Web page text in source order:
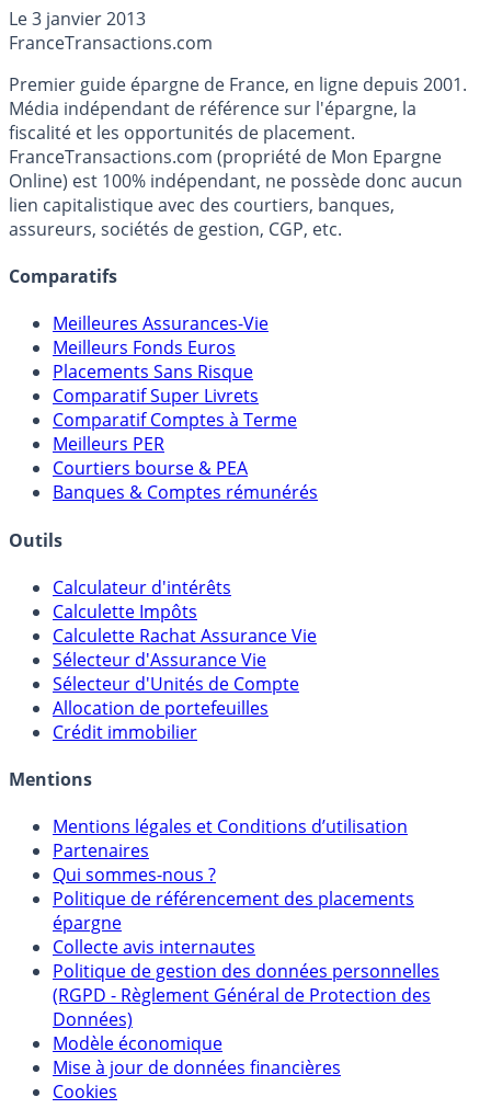
résultats d’exception...
Le3 janvier 2013
FranceTransactions.com
Premier guide épargne de France, en ligne depuis 2001.
Média indépendant de référence sur l'épargne, la
fiscalité et les opportunités de placement.
FranceTransactions.com (propriété de Mon Epargne
Online) est 100% indépendant, ne possède donc aucun
lien capitalistique avec des courtiers, banques,
assureurs, sociétés de gestion, CGP, etc.
Comparatifs
Meilleures Assurances-Vie
Meilleurs Fonds Euros
Placements Sans Risque
Comparatif Super Livrets
Comparatif Comptes à Terme
Meilleurs PER
Courtiers bourse & PEA
Banques & Comptes rémunérés
Outils
Calculateur d'intérêts
Calculette Impôts
Calculette Rachat Assurance Vie
Sélecteur d'Assurance Vie
Sélecteur d'Unités de Compte
Allocation de portefeuilles
Crédit immobilier
Mentions
Mentions légales et Conditions d’utilisation
Partenaires
Qui sommes-nous ?
Politique de référencement des placements
épargne
Collecte avis internautes
Politique de gestion des données personnelles
(RGPD - Règlement Général de Protection des
Données)
Modèle économique
Mise à jour de données financières
Cookies